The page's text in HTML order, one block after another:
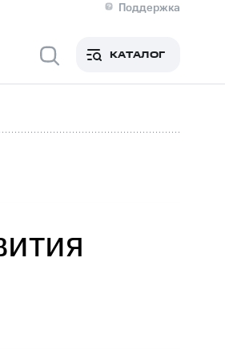
Поддержка
центр
КАТАЛОГ